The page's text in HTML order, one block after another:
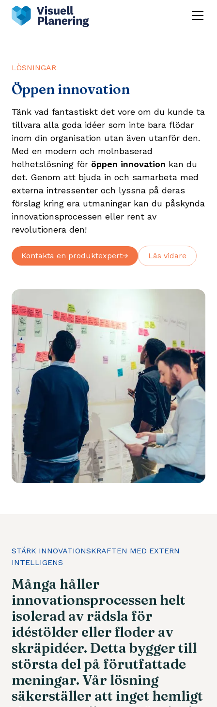
LÖSNINGAR
Öppen innovation
Tänk vad fantastiskt det vore om du kunde ta
tillvara alla goda idéer som inte bara flödar
inom din organisation utan även utanför den.
Med en modern och molnbaserad
helhetslösning för öppen innovation kan du
det. Genom att bjuda in och samarbeta med
externa intressenter och lyssna på deras
förslag kring era utmaningar kan du påskynda
innovationsprocessen eller rent av
revolutionera den!
Kontakta en produktexpert Läs vidare
STÄRK INNOVATIONSKRAFTEN MED EXTERN
INTELLIGENS
Många håller
innovationsprocessen helt
isolerad av rädsla för
idéstölder eller floder av
skräpidéer. Detta bygger till
största delpå förutfattade
meningar. Vår lösning
säkerställer att inget hemligt